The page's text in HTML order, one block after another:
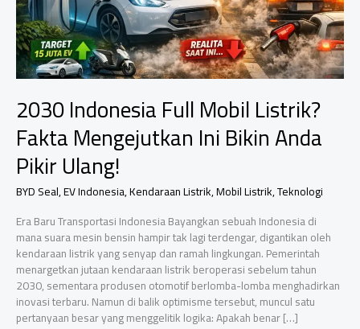
2030 Indonesia Full Mobil Listrik?
Fakta Mengejutkan Ini Bikin Anda
Pikir Ulang!
BYD Seal,EV Indonesia,Kendaraan Listrik,Mobil Listrik,Teknologi
Era Baru Transportasi Indonesia Bayangkan sebuah Indonesia di
mana suara mesin bensin hampir tak lagi terdengar, digantikan oleh
kendaraan listrik yang senyap dan ramah lingkungan. Pemerintah
menargetkan jutaan kendaraan listrik beroperasi sebelum tahun
2030, sementara produsen otomotif berlomba-lomba menghadirkan
inovasi terbaru. Namun di balik optimisme tersebut, muncul satu
pertanyaan besar yang menggelitik logika: Apakah benar […]